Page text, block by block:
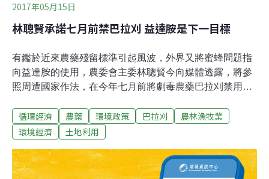
2017年05月15日
林聰賢承諾七月前禁巴拉刈 益達胺是下一目標
有鑑於近來農藥殘留標準引起風波，外界又將蜜蜂問題指
向益達胺的使用，農委會主委林聰賢今向媒體透露，將參
照周遭國家作法，在今年七月前將劇毒農藥巴拉刈禁用，
產生危害、類尼古丁農藥益達胺列為禁止標的。林聰賢：
巴拉刈中國韓國都已禁用，益達胺問題應重視根據衛福部
人，增加到2015年的209人，是過去10年的最高點，讓醫
界不斷呼籲農委會應禁用，與此同時，全世界也有50個國
循環經濟 農藥 環境政策 巴拉刈
農林漁牧業
環境經濟
土地利用